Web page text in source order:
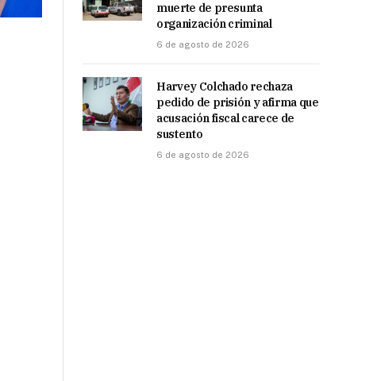
muerte de presunta
organización criminal
6 de agosto de 2026
Harvey Colchado rechaza
pedido de prisión y afirma que
acusación fiscal carece de
sustento
6 de agosto de 2026